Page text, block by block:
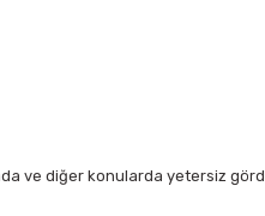
ve diğer konularda yetersiz